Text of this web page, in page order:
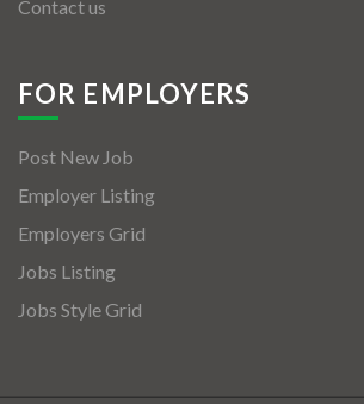
Contact us
FOR EMPLOYERS
Post New Job
Employer Listing
Employers Grid
Jobs Listing
Jobs Style Grid